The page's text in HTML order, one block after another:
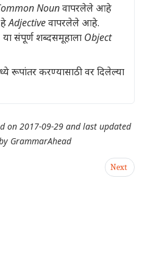
Nounवापरलेले आहे
हेAdjectiveवापरलेले आहे.
संपूर्ण शब्दसमूहाला Object
रूपांतर करण्यासाठी वर दिलेल्या
on 2017-09-29 and last updated
GrammarAhead
Next